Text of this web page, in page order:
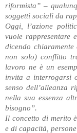
riformista” –
soggetti sociali da
Oggi, l’azione
vuole rappresentare
dicendo
non solo) conflitto
lavoro ne è un
invita a interrogarsi
senso dell’alleanza
nella sua essenza
bisogno”.
Il concetto di merito
e di capacità,